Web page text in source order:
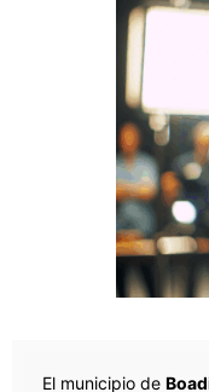
El municipio de